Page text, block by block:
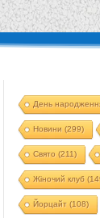
День
Новини (299)
Свято (211)
Жіночий клуб
Йорцайт (108)